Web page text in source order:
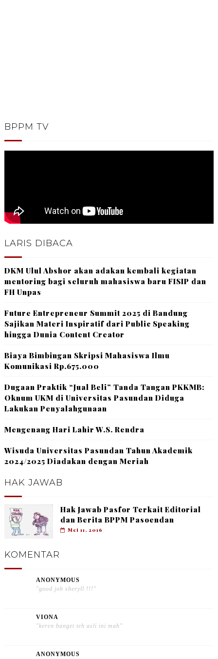
BPPM TV
LARIS DIBACA
DKM Ulul Abshor akan adakan kembali kegiatan
mentoring bagi seluruh mahasiswa baru FISIP dan
FH Unpas
Future Entrepreneur Summit 2025 di Bandung
Sajikan Materi Inspiratif dari Public Speaking
hingga Dunia Content Creator
Biaya Bimbingan Skripsi Mahasiswa Ilmu
Komunikasi Rp.675.000
Dugaan Praktik “Jual Beli” Tanda Tangan PKKMB:
Oknum UKM di Universitas Pasundan Diduga
Lakukan Penyalahgunaan
Mengenang Hari Lahir W.S. Rendra
Wisuda Universitas Pasundan Tahun Akademik
2024/2025 Diadakan dengan Meriah
HAK JAWAB
Hak Jawab Pasfor Terkait Editorial
dan Berita BPPM Pasoendan
Mei 11, 2016
KOMENTAR
ANONYMOUS
"good job sheryll !!!"
VIONA
"keren banget teh asli ini mah"
ANONYMOUS